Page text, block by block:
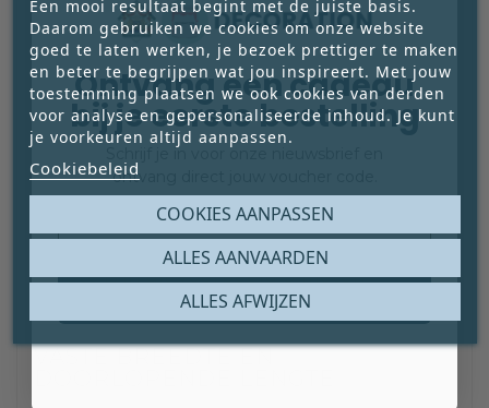
Aantal: vul het aantal afzonderlijke
stukken in dat je nodig hebt.
Lengte: vul de gewenste lengte per stuk
in. De ingevulde lengte geldt voor ieder
afzonderlijk stuk. Wil je bijvoorbeeld 2
stukken van elk 1,50 meter lang? Vul dan
bij Aantal 2 in en bij Lengte 1,50 m. Je
ontvangt twee afzonderlijke stukken van
elk 1,50 meter lang. De totale bestelde
lengte is in dit voorbeeld 3 meter.
VASTE BREEDTE EN
Een mooi resultaat begint met de juiste basis.
Daarom gebruiken we cookies om onze website
goed te laten werken, je bezoek prettiger te maken
en beter te begrijpen wat jou inspireert. Met jouw
toestemming plaatsen we ook cookies van derden
voor analyse en gepersonaliseerde inhoud. Je kunt
je voorkeuren altijd aanpassen.
Cookiebeleid
COOKIES AANPASSEN
ALLES AFWIJZEN
ALLES AANVAARDEN
Ontvang een cadeau
bij je eerste bestelling
ontvang direct jouw voucher code.
Claim mijn gratis cadeau